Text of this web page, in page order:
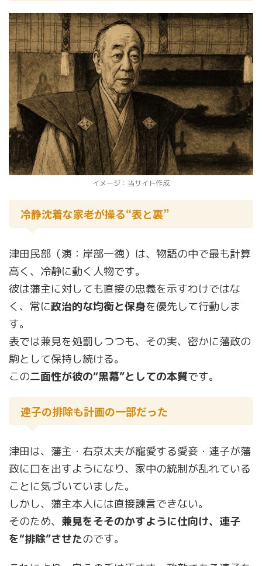
イメージ：当サイト作成
冷静沈着な家老が操る“表と裏”
津田民部（演：岸部一徳）は、物語の中で最も計算
高く、冷静に動く人物です。
彼は藩主に対しても直接の忠義を示すわけではな
く、常に政治的な均衡と保身を優先して行動しま
す。
表では兼見を処罰しつつも、その実、密かに藩政の
駒として保持し続ける。
この二面性が彼の“黒幕”としての本質です。
連子の排除も計画の一部だった
津田は、藩主・右京太夫が寵愛する愛妾・連子が藩
政に口を出すようになり、家中の統制が乱れている
ことに気づいていました。
しかし、藩主本人には直接諫言できない。
そのため、 兼見をそそのかすように仕向け、連子
を“排除”させたのです。